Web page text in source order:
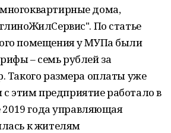
дома,
По статье
помещения у МУПа были
– семь рублей за
Такого размера оплаты уже
с этим предприятие работало в
2019 года управляющая
к жителям